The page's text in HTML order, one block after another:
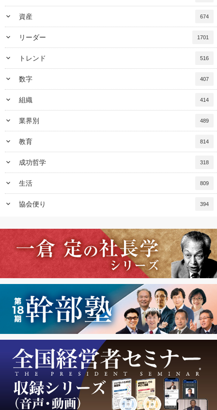
keyboard_arrow_down 資産 674
keyboard_arrow_down リーダー 1701
keyboard_arrow_down トレンド 516
keyboard_arrow_down 数字 407
keyboard_arrow_down 組織 414
keyboard_arrow_down 業界別 489
keyboard_arrow_down 教育 814
keyboard_arrow_down 成功哲学 318
keyboard_arrow_down 生活 809
keyboard_arrow_down 協会便り 394